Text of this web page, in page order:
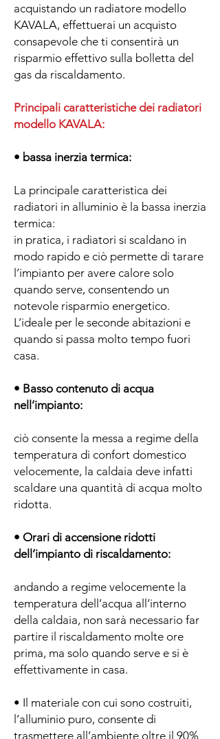
acquistando un radiatore modello
KAVALA, effettuerai un acquisto
consapevole che ti consentirà un
risparmio effettivo sulla bolletta del
gas da riscaldamento.
Principali caratteristiche dei radiatori
modello KAVALA:
• bassa inerzia termica:
La principale caratteristica dei
radiatori in alluminio è la bassa inerzia
termica:
in pratica, i radiatori si scaldano in
modo rapido e ciò permette di tarare
l’impianto per avere calore solo
quando serve, consentendo un
notevole risparmio energetico.
L’ideale per le seconde abitazioni e
quando si passa molto tempo fuori
casa.
• Basso contenuto di acqua
nell’impianto:
ciò consente la messa a regime della
temperatura di confort domestico
velocemente, la caldaia deve infatti
scaldare una quantità di acqua molto
ridotta.
• Orari di accensione ridotti
dell’impianto di riscaldamento:
andando a regime velocemente la
temperatura dell’acqua all’interno
della caldaia, non sarà necessario far
partire il riscaldamento molte ore
prima, ma solo quando serve e si è
effettivamente in casa.
• Il materiale con cui sono costruiti,
l’alluminio puro, consente di
trasmettere all’ambiente oltre il 90%